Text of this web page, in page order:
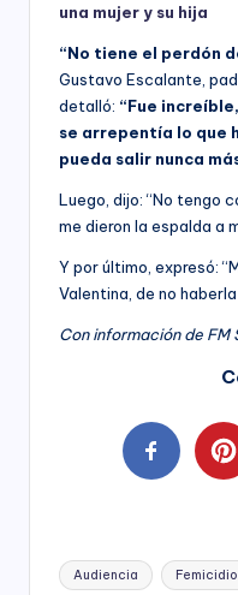
una mujer y su hija
“No tiene el perdón
Gustavo Escalante,
detalló: “Fue
se arrepentía lo que
pueda salir nunca
Luego, dijo: “No tengo
me dieron la espalda a
Y por último, expresó:
Valentina, de no
Con información de FM
Tags:
Audiencia Femicidio